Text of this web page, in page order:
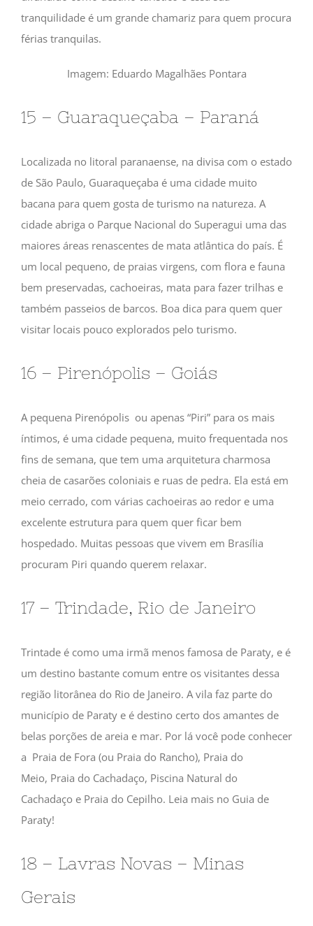
tranquilidade é um grande chamariz para quem procura
férias tranquilas.
Imagem: Eduardo Magalhães Pontara
15 – Guaraqueçaba – Paraná
Localizada no litoral paranaense, na divisa com o estado
de São Paulo, Guaraqueçaba é uma cidade muito
bacana para quem gosta de turismo na natureza. A
cidade abriga o Parque Nacional do Superagui uma das
maiores áreas renascentes de mata atlântica do país. É
um local pequeno, de praias virgens, com flora e fauna
bem preservadas, cachoeiras, mata para fazer trilhas e
também passeios de barcos. Boa dica para quem quer
visitar locais pouco explorados pelo turismo.
16 – Pirenópolis – Goiás
A pequena Pirenópolis ou apenas “Piri” para os mais
íntimos, é uma cidade pequena, muito frequentada nos
fins de semana, que tem uma arquitetura charmosa
cheia de casarões coloniais e ruas de pedra. Ela está em
meio cerrado, com várias cachoeiras ao redor e uma
excelente estrutura para quem quer ficar bem
hospedado. Muitas pessoas que vivem em Brasília
procuram Piri quando querem relaxar.
17 – Trindade, Rio de Janeiro
Trintade é como uma irmã menos famosa de Paraty, e é
um destino bastante comum entre os visitantes dessa
região litorânea do Rio de Janeiro. A vila faz parte do
município de Paraty e é destino certo dos amantes de
belas porções de areia e mar. Por lá você pode conhecer
a Praia de Fora (ou Praia do Rancho), Praia do
Meio, Praia do Cachadaço, Piscina Natural do
Cachadaço e Praia do Cepilho. Leia mais no Guia de
Paraty!
18 – Lavras Novas – Minas
Gerais